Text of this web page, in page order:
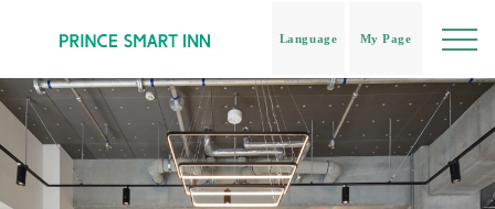
Language My Page